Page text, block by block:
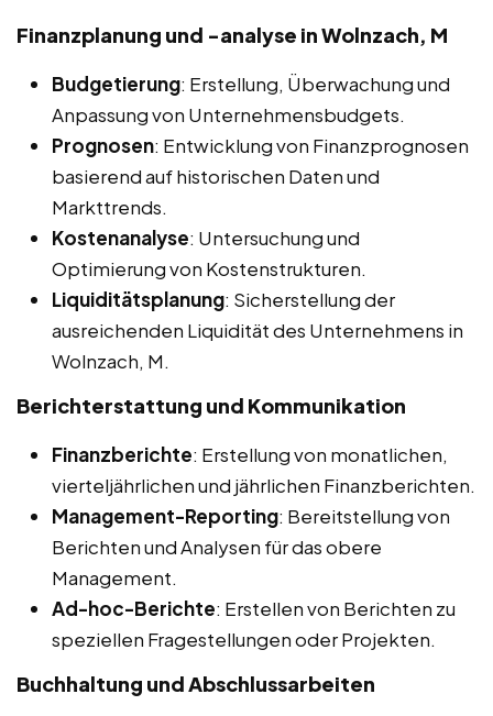
Finanzplanung und -analyse in Wolnzach, M
Budgetierung: Erstellung, Überwachung und
Anpassung von Unternehmensbudgets.
Prognosen: Entwicklung von Finanzprognosen
basierend auf historischen Daten und
Markttrends.
Kostenanalyse: Untersuchung und
Optimierung von Kostenstrukturen.
Liquiditätsplanung: Sicherstellung der
ausreichenden Liquidität des Unternehmens in
Wolnzach, M.
Berichterstattung und Kommunikation
Finanzberichte: Erstellung von monatlichen,
vierteljährlichen und jährlichen Finanzberichten.
Management-Reporting: Bereitstellung von
Berichten und Analysen für das obere
Management.
Ad-hoc-Berichte: Erstellen von Berichten zu
speziellen Fragestellungen oder Projekten.
Buchhaltung und Abschlussarbeiten